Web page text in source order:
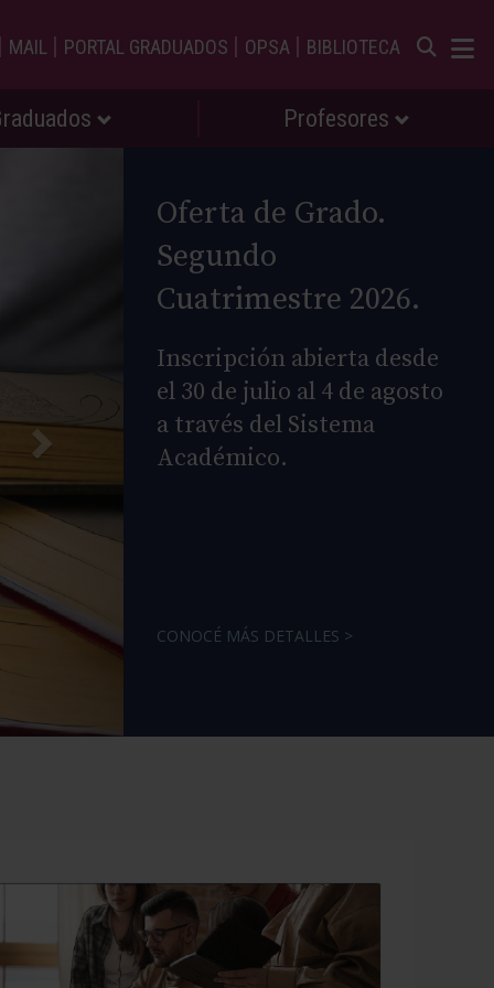
| MAIL | PORTAL GRADUADOS | OPSA | BIBLIOTECA
Profesores
Oferta de Grado.
Segundo
Cuatrimestre 2026.
Inscripción abierta desde
el 30 de julio al 4 de agosto
a través del Sistema
Académico.
CONOCÉ MÁS DETALLES >